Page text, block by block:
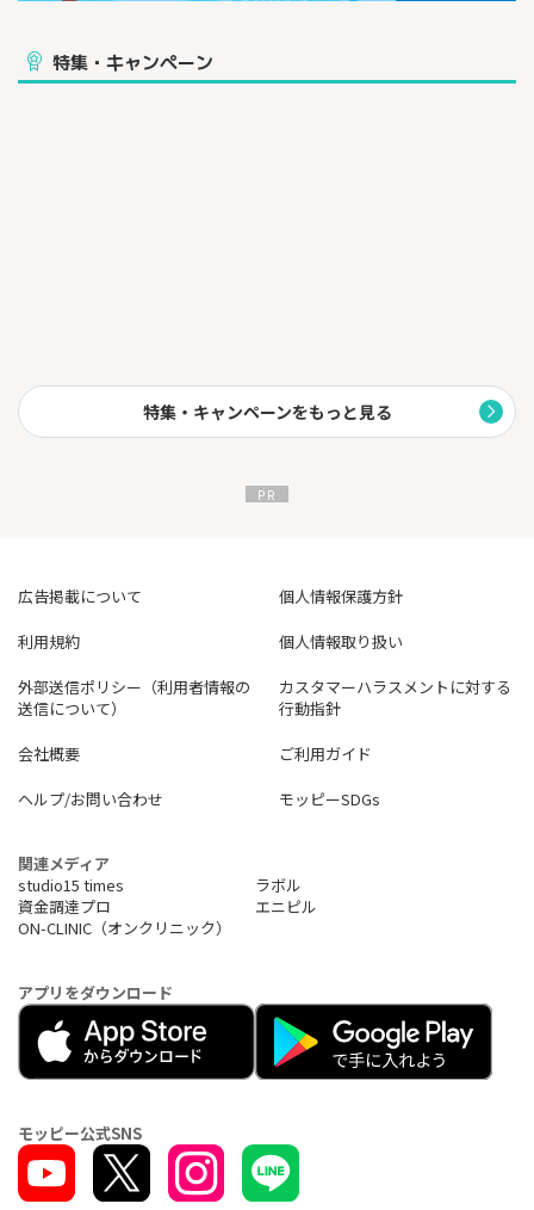
特集・キャンペーン
特集・キャンペーンをもっと見る
広告掲載について
個人情報保護方針
利用規約
個人情報取り扱い
外部送信ポリシー（利用者情報の
送信について）
カスタマーハラスメントに対する
行動指針
会社概要
ご利用ガイド
ヘルプ/お問い合わせ
モッピーSDGs
関連メディア
studio15 times
ラボル
資金調達プロ
エニピル
ON-CLINIC（オンクリニック）
アプリをダウンロード
モッピー公式SNS